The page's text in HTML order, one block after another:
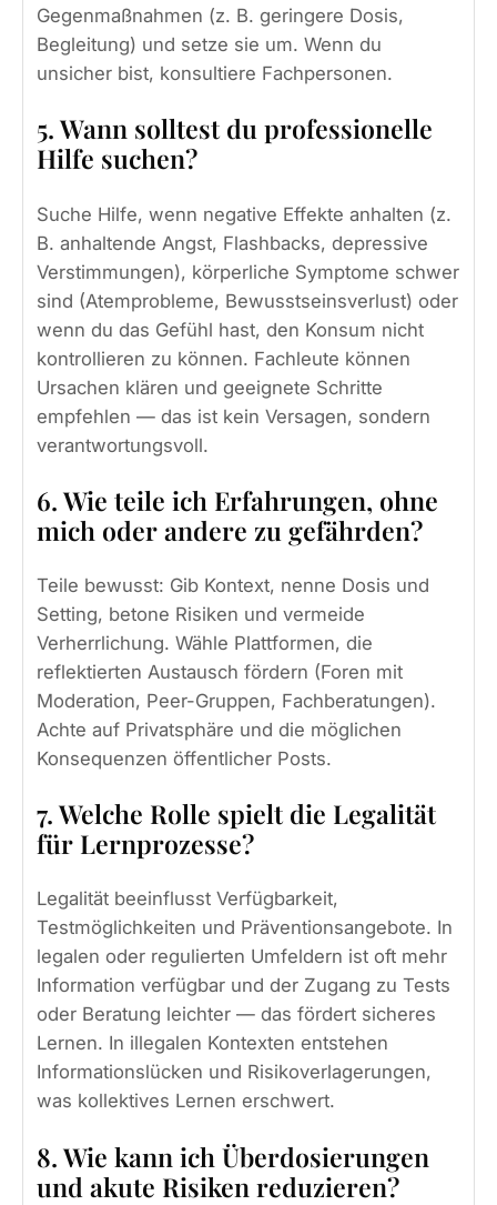
Gegenmaßnahmen (z. B. geringere Dosis,
Begleitung) und setze sie um. Wenn du
unsicher bist, konsultiere Fachpersonen.
5. Wann solltest du professionelle
Hilfe suchen?
Suche Hilfe, wenn negative Effekte anhalten (z.
B. anhaltende Angst, Flashbacks, depressive
Verstimmungen), körperliche Symptome schwer
sind (Atemprobleme, Bewusstseinsverlust) oder
wenn du das Gefühl hast, den Konsum nicht
kontrollieren zu können. Fachleute können
Ursachen klären und geeignete Schritte
empfehlen — das ist kein Versagen, sondern
verantwortungsvoll.
6. Wie teile ich Erfahrungen, ohne
mich oder andere zu gefährden?
Teile bewusst: Gib Kontext, nenne Dosis und
Setting, betone Risiken und vermeide
Verherrlichung. Wähle Plattformen, die
reflektierten Austausch fördern (Foren mit
Moderation, Peer-Gruppen, Fachberatungen).
Achte auf Privatsphäre und die möglichen
Konsequenzen öffentlicher Posts.
7. Welche Rolle spielt die Legalität
für Lernprozesse?
Legalität beeinflusst Verfügbarkeit,
Testmöglichkeiten und Präventionsangebote. In
legalen oder regulierten Umfeldern ist oft mehr
Information verfügbar und der Zugang zu Tests
oder Beratung leichter — das fördert sicheres
Lernen. In illegalen Kontexten entstehen
Informationslücken und Risikoverlagerungen,
was kollektives Lernen erschwert.
8. Wie kann ich Überdosierungen
und akute Risiken reduzieren?